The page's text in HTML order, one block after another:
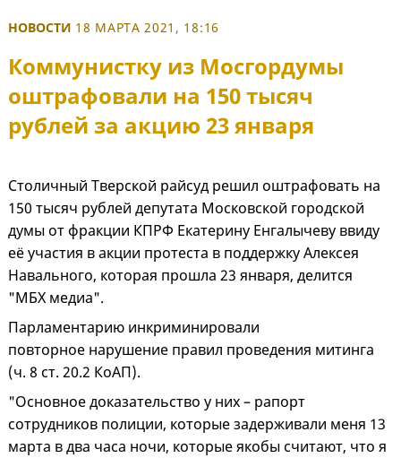
НОВОСТИ 18 МАРТА 2021, 18:16
Коммунистку из Мосгордумы
оштрафовали на 150 тысяч
рублей за акцию 23 января
Столичный Тверской райсуд решил оштрафовать на
150 тысяч рублей депутата Московской городской
думы от фракции КПРФ Екатерину Енгалычеву ввиду
её участия в акции протеста в поддержку Алексея
Навального, которая прошла 23 января, делится
"МБХ медиа".
Парламентарию инкриминировали
повторное нарушение правил проведения митинга
(ч. 8 ст. 20.2 КоАП).
"Основное доказательство у них – рапорт
сотрудников полиции, которые задерживали меня 13
марта в два часа ночи, которые якобы считают, что я